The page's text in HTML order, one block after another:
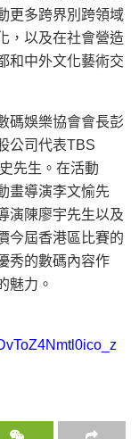
更多跨界別跨領域
，以及在社會營造
和中外文化藝術交
碼娛樂協會會長彭
公司代表TBS
先生。在活動
畫導演李文愉先
演陳廖宇先生以及
今屆香港區比賽的
秀的數碼內容作
魅力。